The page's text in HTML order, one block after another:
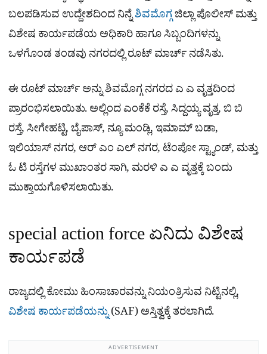
ಬಲಪಡಿಸುವ ಉದ್ದೇಶದಿಂದ ನಿನ್ನೆಶಿವಮೊಗ್ಗಜಿಲ್ಲಾ ಪೊಲೀಸ್ ಮತ್ತು
ವಿಶೇಷ ಕಾರ್ಯಪಡೆಯ ಅಧಿಕಾರಿ ಹಾಗೂ ಸಿಬ್ಬಂದಿಗಳನ್ನು
ಒಳಗೊಂಡ ತಂಡವು ನಗರದಲ್ಲಿ ರೂಟ್ ಮಾರ್ಚ್ ನಡೆಸಿತು.
ಈ ರೂಟ್ ಮಾರ್ಚ್ ಅನ್ನು ಶಿವಮೊಗ್ಗ ನಗರದ ಎ ಎ ವೃತ್ತದಿಂದ
ಪ್ರಾರಂಭಿಸಲಾಯಿತು. ಅಲ್ಲಿಂದ ಎಂಕೆಕೆ ರಸ್ತೆ, ಸಿದ್ದಯ್ಯ ವೃತ್ತ, ಬಿ ಬಿ
ರಸ್ತೆ, ಸೀಗೇಹಟ್ಟಿ, ಬೈಪಾಸ್, ನ್ಯೂ ಮಂಡ್ಲಿ, ಇಮಾಮ್ ಬಡಾ,
ಇಲಿಯಾಸ್ ನಗರ, ಆರ್ ಎಂ ಎಲ್ ನಗರ, ಟೆಂಪೋ ಸ್ಟ್ಯಾಂಡ್, ಮತ್ತು
ಓ ಟಿ ರಸ್ತೆಗಳ ಮುಖಾಂತರ ಸಾಗಿ, ಮರಳಿ ಎ ಎ ವೃತ್ತಕ್ಕೆ ಬಂದು
ಮುಕ್ತಾಯಗೊಳಿಸಲಾಯಿತು.
special action force ಏನಿದು ವಿಶೇಷ
ಕಾರ್ಯಪಡೆ
ರಾಜ್ಯದಲ್ಲಿ ಕೋಮು ಹಿಂಸಾಚಾರವನ್ನು ನಿಯಂತ್ರಿಸುವ ನಿಟ್ಟಿನಲ್ಲಿ,
ವಿಶೇಷ ಕಾರ್ಯಪಡೆಯನ್ನು(SAF) ಅಸ್ತಿತ್ವಕ್ಕೆ ತರಲಾಗಿದೆ.
ADVERTISEMENT